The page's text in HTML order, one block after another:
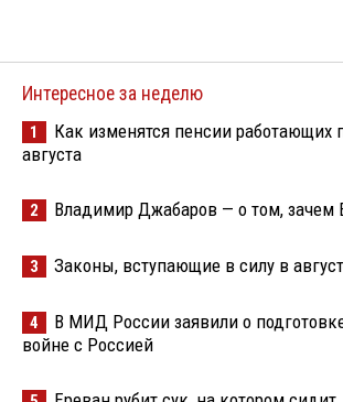
Интересное за неделю
1
Как изменятся пенсии работающих
августа
2 Владимир Джабаров — о том, зачем
3 Законы, вступающие в силу в
4
В МИД России заявили о
войне с Россией